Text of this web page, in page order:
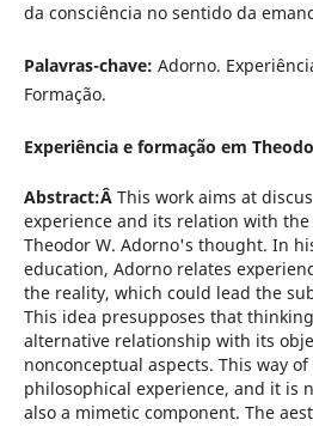
da consciência no sentido da
Palavras-chave: Adorno.
Formação.
Experiência e formação em
Abstract:Â This work aims at
experience and its relation with
Theodor W. Adorno's thought. In
education, Adorno relates
the reality, which could lead the
This idea presupposes that
alternative relationship with its
nonconceptual aspects. This way
philosophical experience, and it is
also a mimetic component. The